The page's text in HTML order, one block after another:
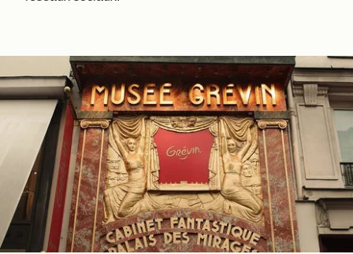
La MaisonLes Chambres & Suite
Nos PartenairesNos Engagements
Offres & ActualitésAccèsRéserver
Nous contacter